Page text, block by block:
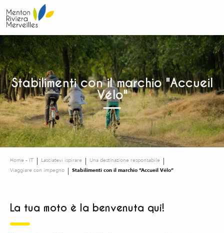
au
contenu
principal
Stabilimenti con il marchio "Accueil
Vélo"
Home – IT Lasciatevi ispirare
Una destinazione responsabile
Viaggiare con impegno
Stabilimenti con il marchio “Accueil Vélo”
La tua moto è la benvenuta qui!